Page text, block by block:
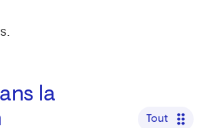
la
Tout